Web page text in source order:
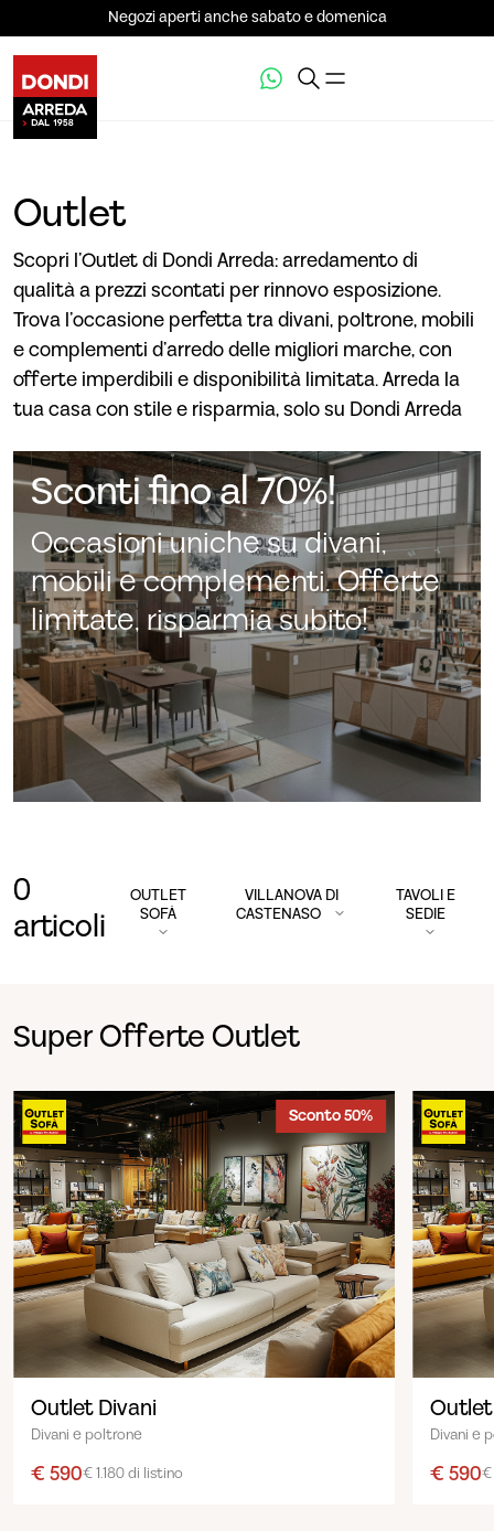
Negozi aperti anche sabato e domenica
Outlet
Scopri l’Outlet di Dondi Arreda: arredamento di
qualità a prezzi scontati per rinnovo esposizione.
Trova l’occasione perfetta tra divani, poltrone, mobili
e complementi d’arredo delle migliori marche, con
offerte imperdibili e disponibilità limitata. Arreda la
tua casa con stile e risparmia, solo su Dondi Arreda
Sconti fino al 70%!
Occasioni uniche su divani,
mobili e complementi. Offerte
limitate, risparmia subito!
0
articoli
OUTLET
SOFÀ
VILLANOVA DI
CASTENASO
TAVOLI E
SEDIE
Super Offerte Outlet
Sconto 50%
Outlet Divani
Divani e poltrone
€ 590€ 1.180 di listino
Divani e
€ 590€